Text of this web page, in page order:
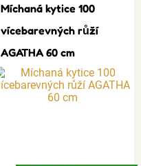
Míchaná kytice 100
vícebarevných růží
AGATHA 60 cm